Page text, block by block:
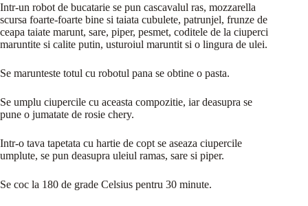
Intr-un robot de bucatarie se pun cascavalul ras, mozzarella
scursa foarte-foarte bine si taiata cubulete, patrunjel, frunze de
ceapa taiate marunt, sare, piper, pesmet, coditele de la ciuperci
maruntite si calite putin, usturoiul maruntit si o lingura de ulei.
Se marunteste totul cu robotul pana se obtine o pasta.
Se umplu ciupercile cu aceasta compozitie, iar deasupra se
pune o jumatate de rosie chery.
Intr-o tava tapetata cu hartie de copt se aseaza ciupercile
umplute, se pun deasupra uleiul ramas, sare si piper.
Se coc la 180 de grade Celsius pentru 30 minute.